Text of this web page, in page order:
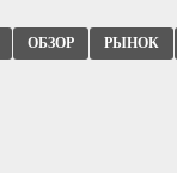
ОБЗОР РЫНОК